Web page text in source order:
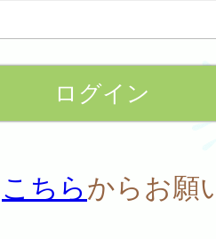
こちらからお願